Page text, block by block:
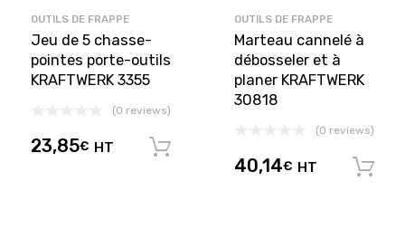
OUTILS DE FRAPPE
Jeu de 5 chasse-
pointes porte-outils
KRAFTWERK 3355
(0 reviews)
23,85€ HT
OUTILS DE FRAPPE
Marteau cannelé à
débosseler et à
planer KRAFTWERK
30818
(0 reviews)
40,14€ HT